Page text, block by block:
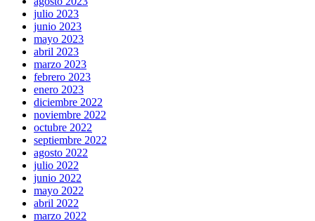
julio 2023
junio 2023
mayo 2023
abril 2023
marzo 2023
febrero 2023
enero 2023
diciembre 2022
noviembre 2022
octubre 2022
septiembre 2022
agosto 2022
julio 2022
junio 2022
mayo 2022
abril 2022
marzo 2022